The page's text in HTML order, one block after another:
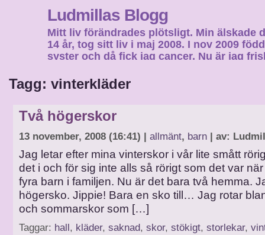
Ludmillas Blogg
Mitt liv förändrades plötsligt. Min älskade
14 år, tog sitt liv i maj 2008. I nov 2009
syster och då fick jag cancer. Nu är jag
Tagg: vinterkläder
Två högerskor
13 november, 2008 (16:41) | allmänt, barn | av:
Jag letar efter mina vinterskor i vår lite smått
det i och för sig inte alls så rörigt som det var
fyra barn i familjen. Nu är det bara två hemma.
högersko. Jippie! Bara en sko till… Jag rotar
och sommarskor som […]
Taggar: hall, kläder, saknad, skor, stökigt, storlekar,